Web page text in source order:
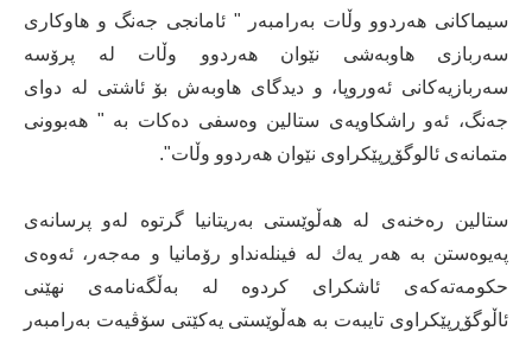
سیماكانی هەردوو وڵات بەرامبەر " ئامانجی جەنگ و هاوكاری
سەربازی هاوبەشی نێوان هەردوو وڵات لە پرۆسە
سەربازیەكانی ئەوروپا، و دیدگای هاوبەش بۆ ئاشتی لە دوای
جەنگ، ئەو راشكاویەی ستالین وەسفی دەكات بە " هەبوونی
متمانەی ئالوگۆڕپێكراوی نێوان هەردوو وڵات".
ستالین رەخنەی لە هەڵوێستی بەریتانیا گرتوە لەو پرسانەی
پەیوەستن بە هەر یەك لە فینلەنداو رۆمانیا و مەجەر، ئەوەی
حكومەتەكەی ئاشكرای كردوە لە بەڵگەنامەی نهێنی
ئاڵوگۆڕپێكراوی تایبەت بە هەڵوێستی یەكێتی سۆڤیەت بەرامبەر